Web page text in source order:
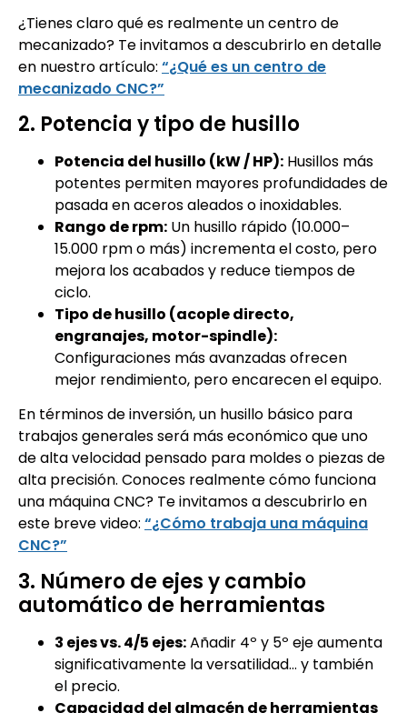
¿Tienes claro qué es realmente un centro de
mecanizado? Te invitamos a descubrirlo en detalle
en nuestro artículo: “¿Qué es un centro de
mecanizado CNC?”
2. Potencia y tipo de husillo
Potencia del husillo (kW / HP): Husillos más
potentes permiten mayores profundidades de
pasada en aceros aleados o inoxidables.
Rango de rpm: Un husillo rápido (10.000–
15.000 rpm o más) incrementa el costo, pero
mejora los acabados y reduce tiempos de
ciclo.
Tipo de husillo (acople directo,
engranajes, motor-spindle):
Configuraciones más avanzadas ofrecen
mejor rendimiento, pero encarecen el equipo.
En términos de inversión, un husillo básico para
trabajos generales será más económico que uno
de alta velocidad pensado para moldes o piezas de
alta precisión. Conoces realmente cómo funciona
una máquina CNC? Te invitamos a descubrirlo en
este breve video: “¿Cómo trabaja una máquina
CNC?”
3. Número de ejes y cambio
automático de herramientas
3 ejes vs. 4/5 ejes:Añadir 4º y 5º eje aumenta
significativamente la versatilidad… y también
el precio.
Capacidad del almacén de herramientas